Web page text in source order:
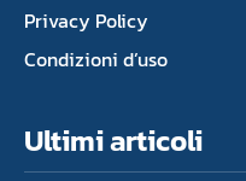
Privacy Policy
Condizioni d’uso
Ultimi articoli